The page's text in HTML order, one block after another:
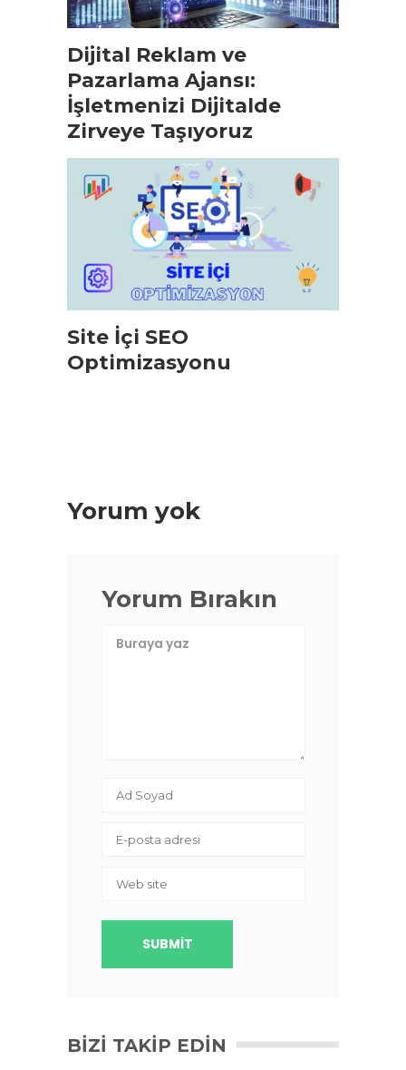
Dijital Reklam ve
Pazarlama Ajansı:
İşletmenizi Dijitalde
Zirveye Taşıyoruz
Site İçi SEO
Optimizasyonu
Yorum yok
Yorum Bırakın
BIZI TAKIP EDIN